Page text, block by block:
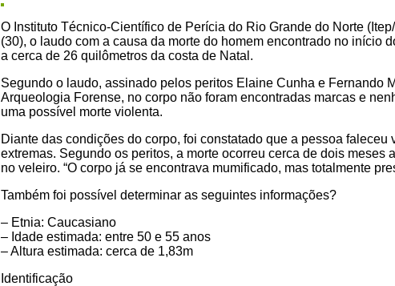
O Instituto Técnico-Científico de Perícia do Rio Grande do Norte
(30), o laudo com a causa da morte do homem encontrado no início
a cerca de 26 quilômetros da costa de Natal.
Segundo o laudo, assinado pelos peritos Elaine Cunha e Fernando
Arqueologia Forense, no corpo não foram encontradas marcas e
uma possível morte violenta.
Diante das condições do corpo, foi constatado que a pessoa
extremas. Segundo os peritos, a morte ocorreu cerca de dois meses
no veleiro. “O corpo já se encontrava mumificado, mas totalmente
Também foi possível determinar as seguintes informações?
– Etnia: Caucasiano
– Idade estimada: entre 50 e 55 anos
– Altura estimada: cerca de 1,83m
Identificação